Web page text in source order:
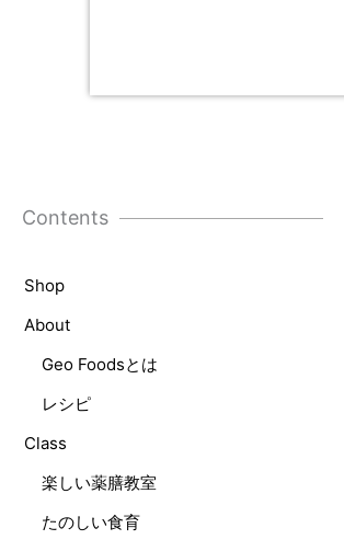
Contents
Shop
About
Geo Foodsとは
レシピ
Class
楽しい薬膳教室
たのしい食育